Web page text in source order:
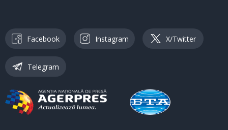
Facebook Instagram X/Twitter
Telegram